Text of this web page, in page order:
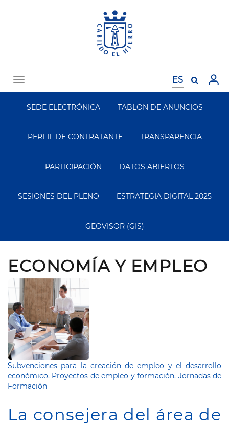
Toggle
navigation
Segundo
Menu
SEDE ELECTRÓNICA TABLON DE ANUNCIOS
PERFIL DE CONTRATANTE TRANSPARENCIA
PARTICIPACIÓN DATOS ABIERTOS
SESIONES DEL PLENO ESTRATEGIA DIGITAL 2025
GEOVISOR (GIS)
ECONOMÍA Y EMPLEO
Subvenciones para la creación de empleo y el desarrollo
económico. Proyectos de empleo y formación. Jornadas de
Formación
La consejera del área de